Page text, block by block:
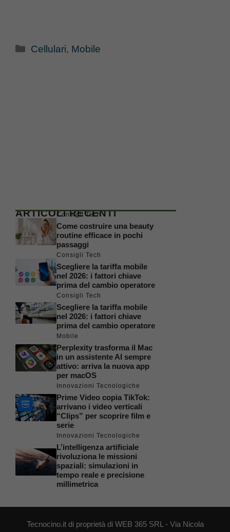
Categorie
Cellulari, Mobile
ARTICOLI RECENTI
Consigli Tech
Come costruire una beauty
routine efficace in pochi
passaggi
Consigli Tech
Scegliere la tariffa mobile
nel 2026: i fattori chiave
prima del cambio operatore
Consigli Tech
Scegliere la tariffa mobile
nel 2026: i fattori chiave
prima del cambio operatore
Mobile
Perplexity trasforma il Mac
in un assistente AI sempre
attivo: arriva la nuova app
per macOS
Innovazioni Tecnologiche
Prime Video copia TikTok:
arrivano i video verticali
“Clips” per scoprire film e
serie
Innovazioni Tecnologiche
L’intelligenza artificiale
rivoluziona le missioni
spaziali: simulazioni in
tempo reale e precisione
millimetrica
Tecnocino.it di proprietà di WEB 365 SRL - Via Nicola